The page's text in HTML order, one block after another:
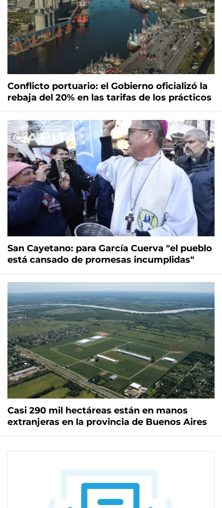
Conflicto portuario: el Gobierno oficializó la
rebaja del 20% en las tarifas de los prácticos
San Cayetano: para García Cuerva "el pueblo
está cansado de promesas incumplidas"
Casi 290 mil hectáreas están en manos
extranjeras en la provincia de Buenos Aires